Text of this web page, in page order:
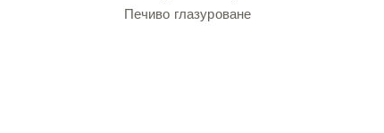
Печиво глазуроване